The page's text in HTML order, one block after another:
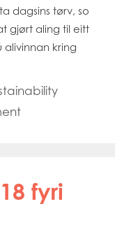
dagsins tørv, so
gjørt aling til eitt
alivinnan kring
fyri